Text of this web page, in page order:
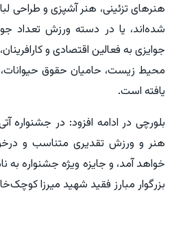
هنرهای تزئینی، هنر آشپزی و طراحی
شده‌اند، یا در دسته ورزش تعداد
جوایزی به فعالین اقتصادی و
محیط زیست، حامیان حقوق
یافته است.
بلورچی در ادامه افزود: در جشنواره
هنر و ورزش تقدیری متناسب و
خواهد آمد، و جایزه ویژه جشنواره به
بزرگوار مبارز فقید شهید میرزا